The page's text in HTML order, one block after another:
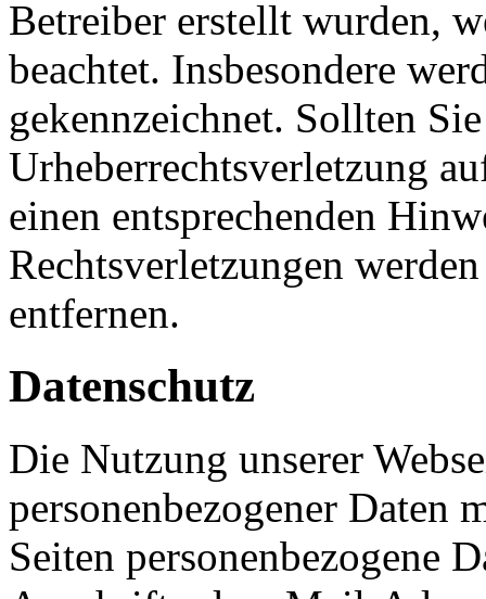
Betreiber erstellt wurden,
beachtet. Insbesondere
gekennzeichnet. Sollten
Urheberrechtsverletzung
einen entsprechenden
Rechtsverletzungen
entfernen.
Datenschutz
Die Nutzung unserer
personenbezogener Daten
Seiten personenbezogene